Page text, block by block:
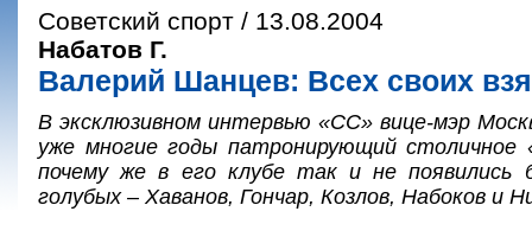
Советский спорт / 13.08.2004
Набатов Г.
Валерий Шанцев: Всех своих
В эксклюзивном интервью «СС» вице-мэр
уже многие годы патронирующий столичное
почему же в его клубе так и не появились
голубых – Хаванов, Гончар, Козлов, Набоков и